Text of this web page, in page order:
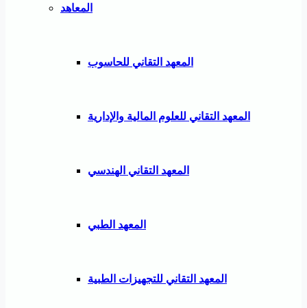
المعاهد
المعهد التقاني للحاسوب
المعهد التقاني للعلوم المالية والإدارية
المعهد التقاني الهندسي
المعهد الطبي
المعهد التقاني للتجهيزات الطبية